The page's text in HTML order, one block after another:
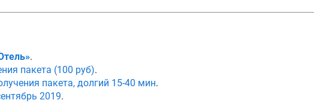
.
пакета (100 руб).
пакета, долгий 15-40 мин.
2019.